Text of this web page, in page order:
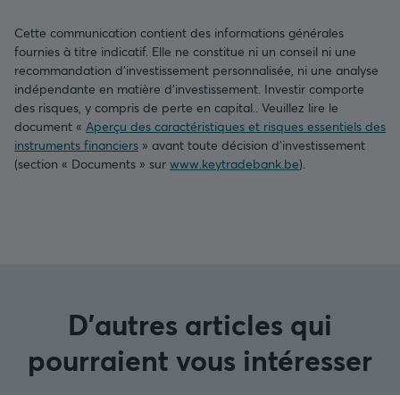
Cette communication contient des informations générales
fournies à titre indicatif. Elle ne constitue ni un conseil ni une
recommandation d’investissement personnalisée, ni une analyse
indépendante en matière d’investissement. Investir comporte
des risques, y compris de perte en capital.. Veuillez lire le
document « Aperçu des caractéristiques et risques essentiels des
instruments financiers » avant toute décision d’investissement
(section « Documents » sur www.keytradebank.be).
D'autres articles qui
pourraient vous intéresser